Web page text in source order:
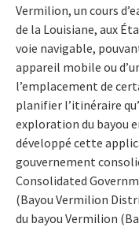
Vermilion, un cours
de la Louisiane, aux
voie navigable,
appareil mobile ou
l’emplacement de
planifier l’itinéraire
exploration du bayou
développé cette
gouvernement
Consolidated
(Bayou Vermilion
du bayou Vermilion